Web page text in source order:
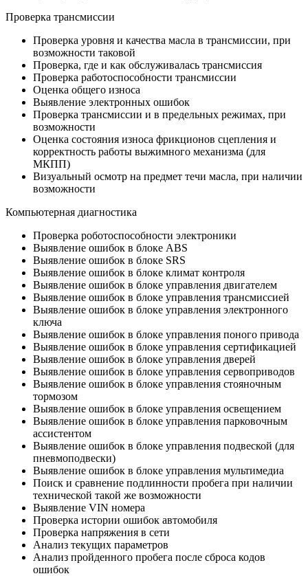
Проверка трансмиссии
Проверка уровня и качества масла в трансмиссии, при
возможности таковой
Проверка, где и как обслуживалась трансмиссия
Проверка работоспособности трансмиссии
Оценка общего износа
Выявление электронных ошибок
Проверка трансмиссии и в предельных режимах, при
возможности
Оценка состояния износа фрикционов сцепления и
корректность работы выжимного механизма (для
МКПП)
Визуальный осмотр на предмет течи масла, при наличии
возможности
Компьютерная диагностика
Проверка роботоспособности электроники
Выявление ошибок в блоке ABS
Выявление ошибок в блоке SRS
Выявление ошибок в блоке климат контроля
Выявление ошибок в блоке управления двигателем
Выявление ошибок в блоке управления трансмиссией
Выявление ошибок в блоке управления электронного
ключа
Выявление ошибок в блоке управления поного привода
Выявление ошибок в блоке управления сертификацией
Выявление ошибок в блоке управления дверей
Выявление ошибок в блоке управления сервоприводов
Выявление ошибок в блоке управления стояночным
тормозом
Выявление ошибок в блоке управления освещением
Выявление ошибок в блоке управления парковочным
ассистентом
Выявление ошибок в блоке управления подвеской (для
пневмоподвески)
Выявление ошибок в блоке управления мультимедиа
Поиск и сравнение подлинности пробега при наличии
технической такой же возможности
Выявление VIN номера
Проверка истории ошибок автомобиля
Проверка напряжения в сети
Анализ текущих параметров
Анализ пройденного пробега после сброса кодов
ошибок